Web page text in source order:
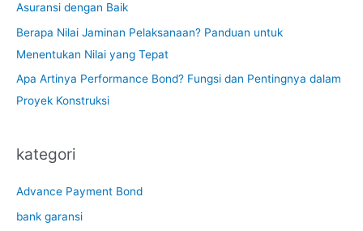
Asuransi dengan Baik
Berapa Nilai Jaminan Pelaksanaan? Panduan untuk
Menentukan Nilai yang Tepat
Apa Artinya Performance Bond? Fungsi dan Pentingnya dalam
Proyek Konstruksi
kategori
Advance Payment Bond
bank garansi